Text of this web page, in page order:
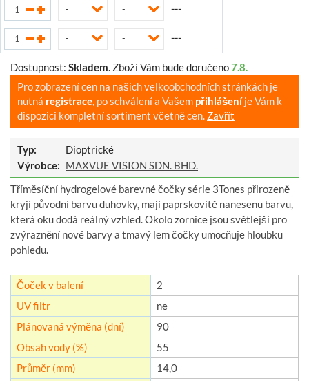
- - ---
- - ---
Dostupnost: Skladem. Zboží Vám bude doručeno7.8.
Pro zobrazení cen na našich velkoobchodních stránkách je
nutná registrace, po schválení a Vašem přihlášeníje Vám k
dispozici kompletní sortiment včetně cen. Zavřít
Typ:
Dioptrické
Výrobce: MAXVUE VISION SDN. BHD.
Tříměsíční hydrogelové barevné čočky série 3Tones přirozeně
kryjí původní barvu duhovky, mají paprskovitě nanesenu barvu,
která oku dodá reálný vzhled. Okolo zornice jsou světlejší pro
zvýraznění nové barvy a tmavý lem čočky umocňuje hloubku
pohledu.
Čoček v balení
2
UV filtr
ne
Plánovaná výměna (dní)
90
Obsah vody (%)
55
Průměr (mm)
14,0